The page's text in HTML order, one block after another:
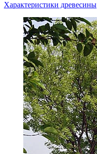
Характеристики древесины